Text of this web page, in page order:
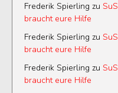
Frederik Spierling zu SuS
braucht eure Hilfe
Frederik Spierling zu SuS
braucht eure Hilfe
Frederik Spierling zu SuS
braucht eure Hilfe